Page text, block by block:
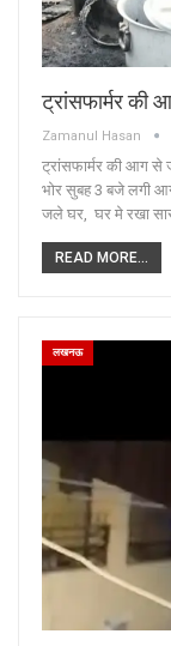
ट्रांसफार्मर की
Zamanul Hasan
ट्रांसफार्मर की आग से
भोर सुबह 3 बजे लगी
जले घर, घर मे रखा
READ MORE...
लखनऊ